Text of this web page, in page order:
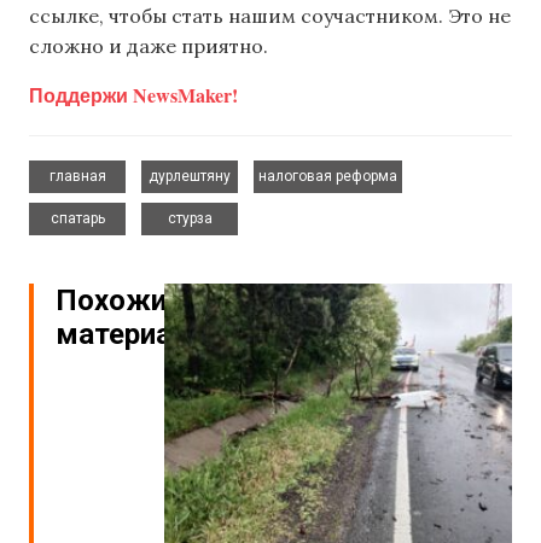
ссылке, чтобы стать нашим соучастником. Это не
сложно и даже приятно.
Поддержи NewsMaker!
главная
дурлештяну
налоговая реформа
спатарь
стурза
Похожие
материалы